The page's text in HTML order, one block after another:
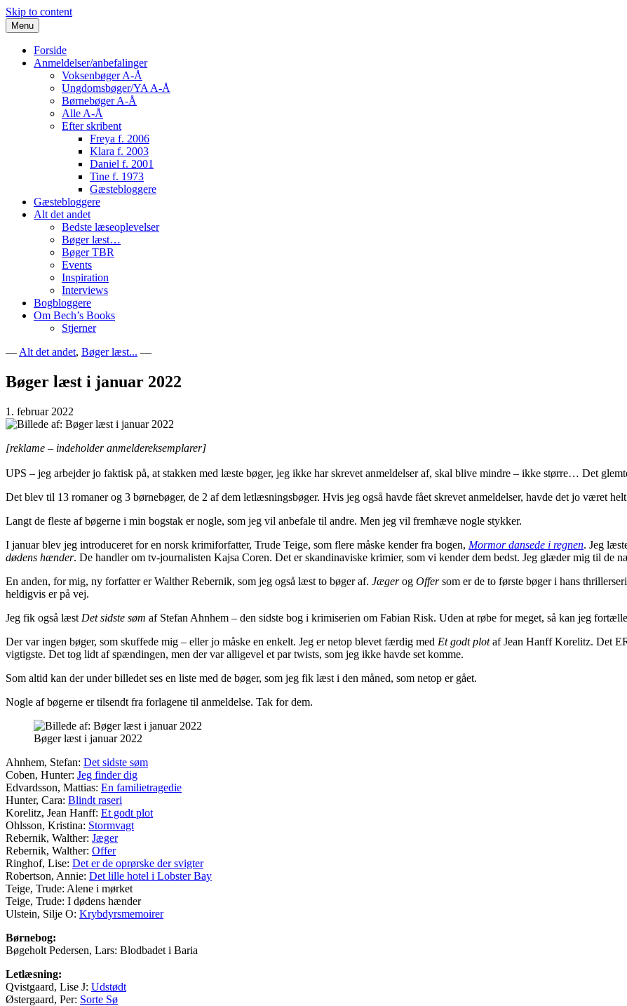
Skip to content
Menu
Forside
Anmeldelser/anbefalinger
Voksenbøger A-Å
Ungdomsbøger/YA A-Å
Børnebøger A-Å
Alle A-Å
Efter skribent
Freya f. 2006
Klara f. 2003
Daniel f. 2001
Tine f. 1973
Gæstebloggere
Gæstebloggere
Alt det andet
Bedste læseoplevelser
Bøger læst…
Bøger TBR
Events
Inspiration
Interviews
Bogbloggere
Om Bech’s Books
Stjerner
Bech's Books
— Alt det andet, Bøger læst... —
Bøger læst i januar 2022
1. februar 2022
[reklame – indeholder anmeldereksemplarer]
UPS – jeg arbejder jo faktisk på, at stakken med læste bøger, jeg ikke har skrevet anmeldelser af, skal blive mindre – ikke større… Det
Det blev til 13 romaner og 3 børnebøger, de 2 af dem letlæsningsbøger. Hvis jeg også havde fået skrevet anmeldelser, havde det jo været
Langt de fleste af bøgerne i min bogstak er nogle, som jeg vil anbefale til andre. Men jeg vil fremhæve nogle stykker.
I januar blev jeg introduceret for en norsk krimiforfatter, Trude Teige, som flere måske kender fra bogen, Mormor dansede i regnen. Jeg
dødens hænder. De handler om tv-journalisten Kajsa Coren. Det er skandinaviske krimier, som vi kender dem bedst. Jeg glæder mig til de
En anden, for mig, ny forfatter er Walther Rebernik, som jeg også læst to bøger af. Jægerog Offersom er de to første bøger i hans
heldigvis er på vej.
Jeg fik også læst Det sidste søm af Stefan Ahnhem – den sidste bog i krimiserien om Fabian Risk. Uden at røbe for meget, så kan jeg
Der var ingen bøger, som skuffede mig – eller jo måske en enkelt. Jeg er netop blevet færdig med Et godt plotaf Jean Hanff Korelitz. Det
vigtigste. Det tog lidt af spændingen, men der var alligevel et par twists, som jeg ikke havde set komme.
Som altid kan der under billedet ses en liste med de bøger, som jeg fik læst i den måned, som netop er gået.
Nogle af bøgerne er tilsendt fra forlagene til anmeldelse. Tak for dem.
Bøger læst i januar 2022
Ahnhem, Stefan: Det sidste søm
Coben, Hunter: Jeg finder dig
Edvardsson, Mattias: En familietragedie
Hunter, Cara: Blindt raseri
Korelitz, Jean Hanff: Et godt plot
Ohlsson, Kristina: Stormvagt
Rebernik, Walther: Jæger
Rebernik, Walther: Offer
Ringhof, Lise: Det er de oprørske der svigter
Robertson, Annie: Det lille hotel i Lobster Bay
Teige, Trude: Alene i mørket
Teige, Trude: I dødens hænder
Ulstein, Silje O: Krybdyrsmemoirer
Børnebog:
Bøgeholt Pedersen, Lars: Blodbadet i Baria
Letlæsning:
Qvistgaard, Lise J: Udstødt
Østergaard, Per: Sorte Sø